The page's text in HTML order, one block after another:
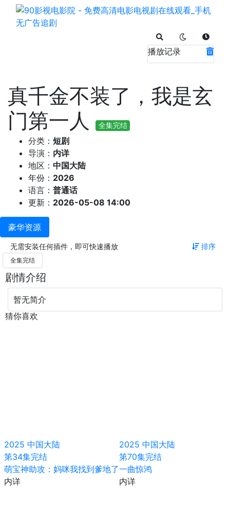
播放记录
真千金不装了，我是玄
门第一人
全集完结
分类： 短剧
导演： 内详
地区： 中国大陆
年份： 2026
语言： 普通话
更新： 2026-05-08 14:00
豪华资源
无需安装任何插件，即可快速播放 排序
全集完结
剧情介绍
暂无简介
猜你喜欢
2025 中国大陆
第34集完结
萌宝神助攻：妈咪我找到爹地了
内详
2025 中国大陆
第70集完结
一曲惊鸿
内详